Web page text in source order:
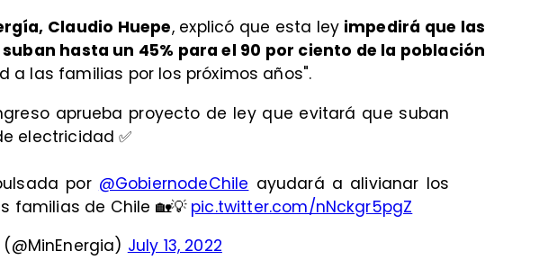
Claudio Huepe, explicó que esta ley impedirá que las
hasta un 45% para el 90 por ciento de la población
a las familias por los próximos años".
aprueba proyecto de ley que evitará que suban
electricidad ✅
por @GobiernodeChile ayudará a alivianar los
familias de Chile 🏡💡 pic.twitter.com/nNckgr5pgZ
July 13, 2022